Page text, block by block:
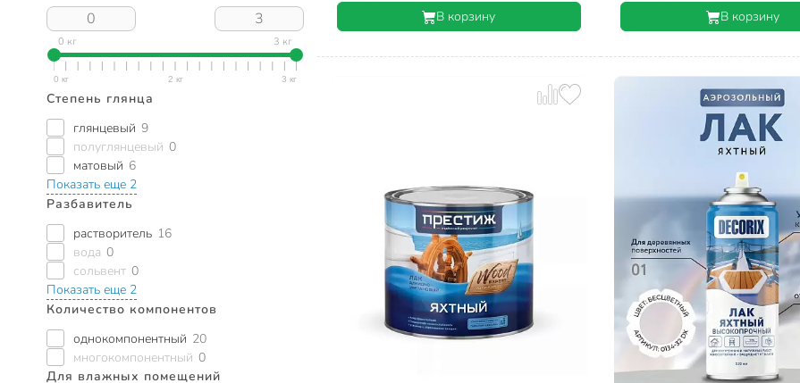
0 кг 3 кг
Степень глянца
глянцевый 9
полуглянцевый 0
матовый 6
Показать еще 2
Разбавитель
растворитель 16
вода 0
сольвент 0
Показать еще 2
Количество компонентов
однокомпонентный 20
многокомпонентный 0
Для влажных помещений
В корзину В корзину